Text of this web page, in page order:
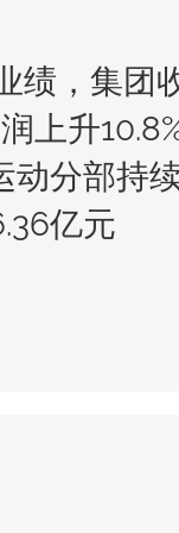
绩，集团
上升
分部持
亿元